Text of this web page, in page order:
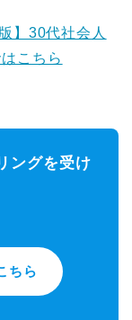
】30代社会人
こちら
ングを受け
ちら